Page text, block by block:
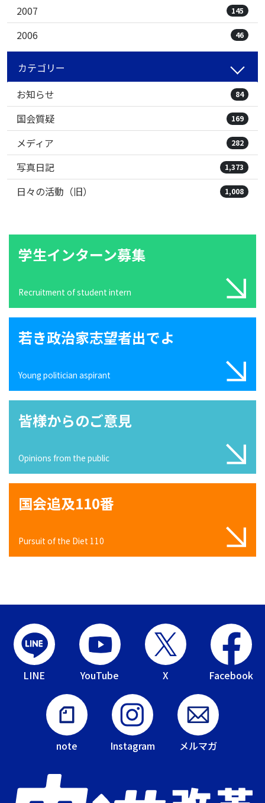
2007 145
2006 46
カテゴリー
お知らせ
84
国会質疑 169
メディア 282
写真日記 1,373
日々の活動（旧） 1,008
学生インターン募集
Recruitment of student intern
若き政治家志望者出でよ
Young politician aspirant
皆様からのご意見
Opinions from the public
国会追及110番
Pursuit of the Diet 110
LINE YouTube X Facebook
note Instagram メルマガ